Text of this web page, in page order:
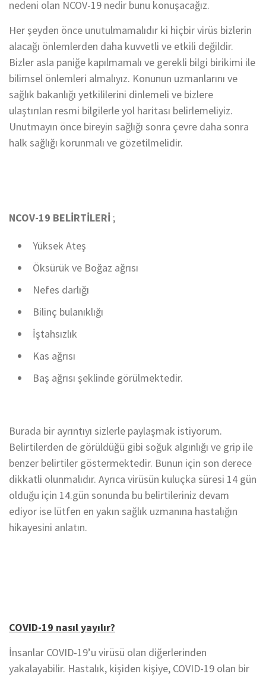
nedeni olan NCOV-19 nedir bunu konuşacağız.
Her şeyden önce unutulmamalıdır ki hiçbir virüs bizlerin
alacağı önlemlerden daha kuvvetli ve etkili değildir.
Bizler asla paniğe kapılmamalı ve gerekli bilgi birikimi ile
bilimsel önlemleri almalıyız. Konunun uzmanlarını ve
sağlık bakanlığı yetkililerini dinlemeli ve bizlere
ulaştırılan resmi bilgilerle yol haritası belirlemeliyiz.
Unutmayın önce bireyin sağlığı sonra çevre daha sonra
halk sağlığı korunmalı ve gözetilmelidir.
NCOV-19 BELİRTİLERİ ;
Yüksek Ateş
Öksürük ve Boğaz ağrısı
Nefes darlığı
Bilinç bulanıklığı
İştahsızlık
Kas ağrısı
Baş ağrısı şeklinde görülmektedir.
Burada bir ayrıntıyı sizlerle paylaşmak istiyorum.
Belirtilerden de görüldüğü gibi soğuk algınlığı ve grip ile
benzer belirtiler göstermektedir. Bunun için son derece
dikkatli olunmalıdır. Ayrıca virüsün kuluçka süresi 14 gün
olduğu için 14.gün sonunda bu belirtileriniz devam
ediyor ise lütfen en yakın sağlık uzmanına hastalığın
hikayesini anlatın.
COVID-19 nasıl yayılır?
İnsanlar COVID-19’u virüsü olan diğerlerinden
yakalayabilir. Hastalık, kişiden kişiye, COVID-19 olan bir